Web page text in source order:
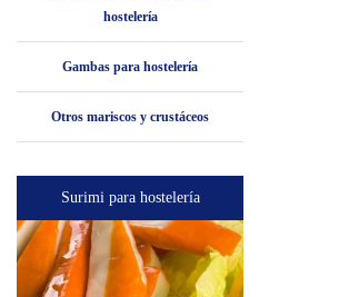
hostelería
Gambas para hostelería
Otros mariscos y crustáceos
Surimi para hostelería